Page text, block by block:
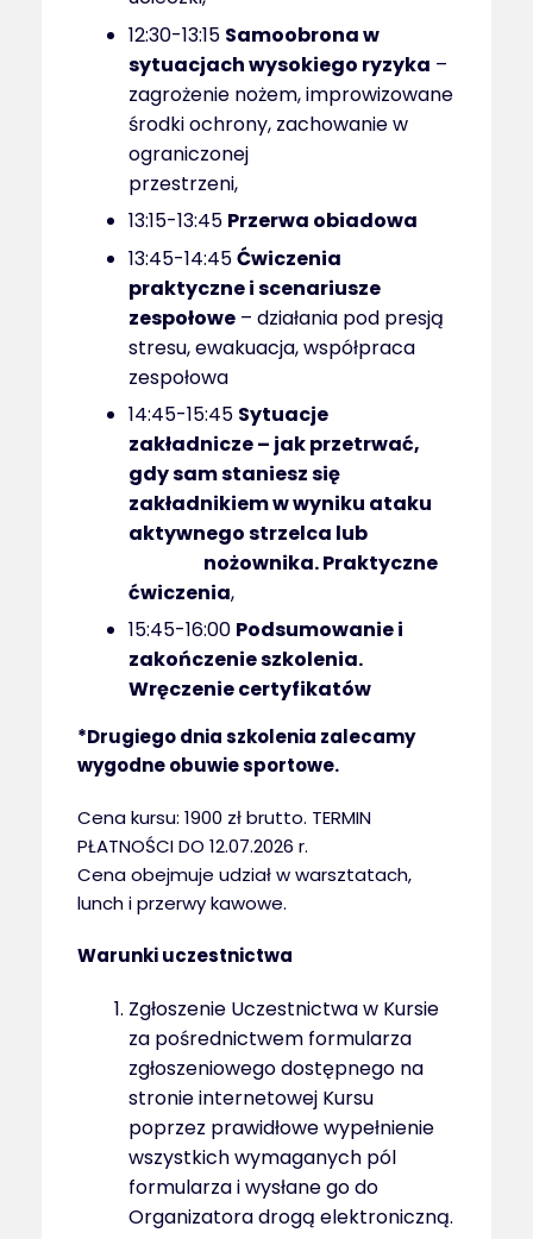
12:30-13:15 Samoobrona w
sytuacjach wysokiego ryzyka –
zagrożenie nożem, improwizowane
środki ochrony, zachowanie w
ograniczonej
przestrzeni,
13:15-13:45 Przerwa obiadowa
13:45-14:45Ćwiczenia
praktyczne i scenariusze
zespołowe – działania pod presją
stresu, ewakuacja, współpraca
zespołowa
14:45-15:45 Sytuacje
zakładnicze – jak przetrwać,
gdy sam staniesz się
zakładnikiem w wyniku ataku
aktywnego strzelca lub
nożownika. Praktyczne
ćwiczenia,
15:45-16:00 Podsumowanie i
zakończenie szkolenia.
Wręczenie certyfikatów
*Drugiego dnia szkolenia zalecamy
wygodne obuwie sportowe.
Cena kursu: 1900 zł brutto. TERMIN
PŁATNOŚCI DO 12.07.2026 r.
Cena obejmuje udział w warsztatach,
lunch i przerwy kawowe.
Warunki uczestnictwa
Zgłoszenie Uczestnictwa w Kursie
za pośrednictwem formularza
zgłoszeniowego dostępnego na
stronie internetowej Kursu
poprzez prawidłowe wypełnienie
wszystkich wymaganych pól
formularza i wysłane go do
Organizatora drogą elektroniczną.